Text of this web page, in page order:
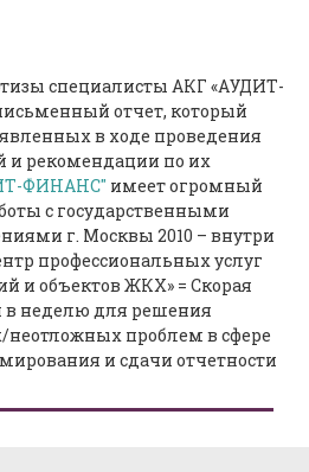
специалисты АКГ «АУДИТ-
отчет, который
в ходе проведения
и рекомендации по их
ФИНАНС" имеет огромный
с государственными
г. Москвы 2010 – внутри
профессиональных услуг
и объектов ЖКХ» = Скорая
в неделю для решения
проблем в сфере
и сдачи отчетности